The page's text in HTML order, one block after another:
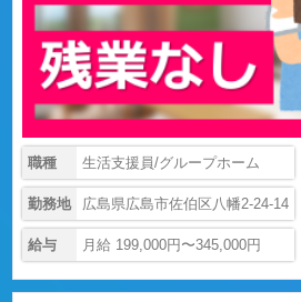
職種 生活支援員/グループホーム
勤務地 広島県広島市佐伯区八幡2-24-14
給与 月給 199,000円〜345,000円